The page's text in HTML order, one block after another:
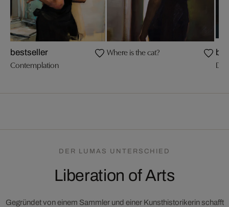
bestseller
Contemplation
Where is the cat?
DER LUMAS UNTERSCHIED
Liberation of Arts
Gegründet von einem Sammler und einer Kunsthistorikerin schafft